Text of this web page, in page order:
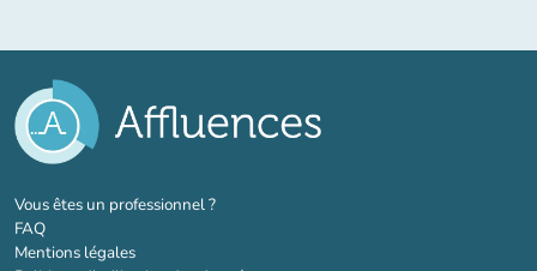
Vous êtes un professionnel ?(nouvel onglet)
FAQ
Mentions légales